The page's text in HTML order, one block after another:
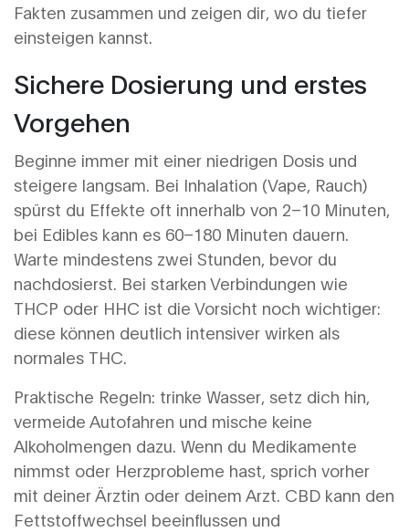
Fakten zusammen und zeigen dir, wo du tiefer
einsteigen kannst.
Sichere Dosierung und erstes
Vorgehen
Beginne immer mit einer niedrigen Dosis und
steigere langsam. Bei Inhalation (Vape, Rauch)
spürst du Effekte oft innerhalb von 2–10 Minuten,
bei Edibles kann es 60–180 Minuten dauern.
Warte mindestens zwei Stunden, bevor du
nachdosierst. Bei starken Verbindungen wie
THCP oder HHC ist die Vorsicht noch wichtiger:
diese können deutlich intensiver wirken als
normales THC.
Praktische Regeln: trinke Wasser, setz dich hin,
vermeide Autofahren und mische keine
Alkoholmengen dazu. Wenn du Medikamente
nimmst oder Herzprobleme hast, sprich vorher
mit deiner Ärztin oder deinem Arzt. CBD kann den
Fettstoffwechsel beeinflussen und